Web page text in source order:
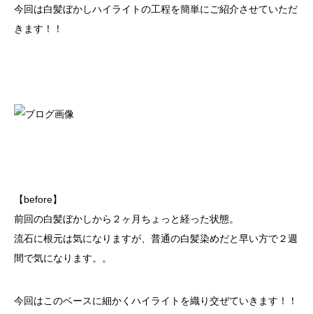
今回は白髪ぼかしハイライトの工程を簡単にご紹介させていただ
きます！！
【before】
前回の白髪ぼかしから２ヶ月ちょっと経った状態。
流石に根元は気になりますが、普通の白髪染めだと早い方で２週
間で気になります。。
今回はこのベースに細かくハイライトを織り交ぜていきます！！